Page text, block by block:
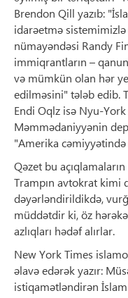
Brendon Qill yazıb:
idarəetmə
nümayəndəsi Randy
immiqrantların –
və mümkün olan hər
edilməsini" tələb edib.
Endi Oqlz isə Nyu-
Məmmədaniyyənin
"Amerika
Qəzet bu
Trampın avtokrat kimi
dəyərləndirildikdə,
müddətdir ki, öz
azlıqları hədəf alırlar.
New York Times
əlavə edərək yazır:
istiqamətləndirən